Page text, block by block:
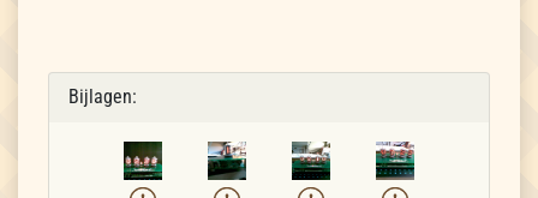
Bijlagen: